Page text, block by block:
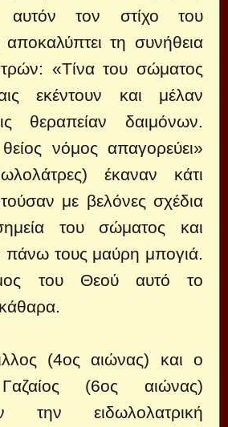
αυτόν τον στίχο του
αποκαλύπτει τη συνήθεια
«Τίνα του σώματος
εκέντουν και μέλαν
θεραπείαν δαιμόνων.
νόμος απαγορεύει»
έκαναν κάτι
με βελόνες σχέδια
του σώματος και
πάνω τους μαύρη μπογιά.
του Θεού αυτό το
(4ος αιώνας) και ο
(6ος αιώνας)
την ειδωλολατρική